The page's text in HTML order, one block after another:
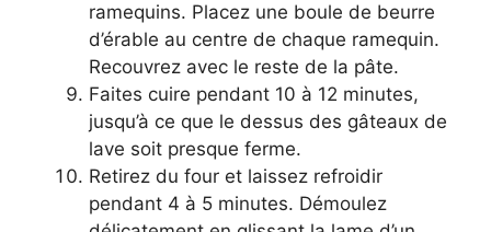
ramequins. Placez une boule de beurre
d’érable au centre de chaque ramequin.
Recouvrez avec le reste de la pâte.
Faites cuire pendant 10 à 12 minutes,
jusqu’à ce que le dessus des gâteaux de
lave soit presque ferme.
Retirez du four et laissez refroidir
pendant 4 à 5 minutes. Démoulez